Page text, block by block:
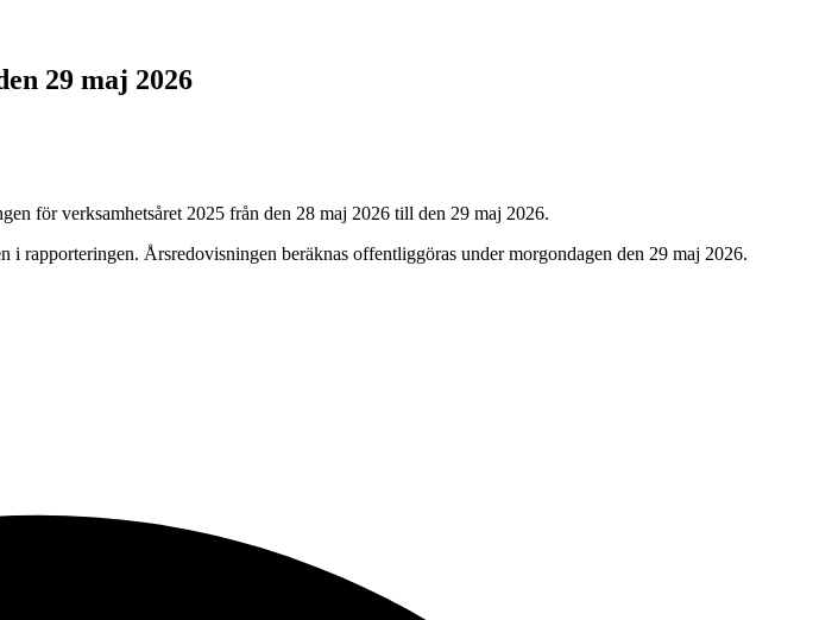
29 maj 2026
för verksamhetsåret 2025 från den 28 maj 2026 till den 29 maj 2026.
rapporteringen. Årsredovisningen beräknas offentliggöras under morgondagen den 29 maj 2026.